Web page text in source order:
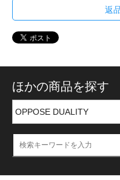
返
ほかの商品を探す